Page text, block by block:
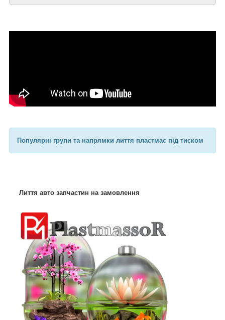
Популярні групи та напрямки лиття пластмас під тиском
Лиття авто запчастин на замовлення